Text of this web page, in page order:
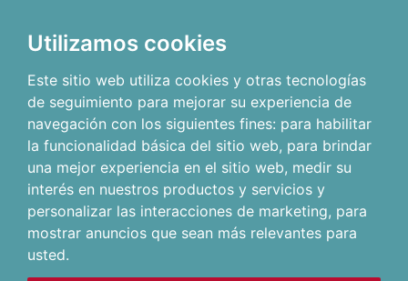
Utilizamos cookies
Este sitio web utiliza cookies y otras tecnologías
de seguimiento para mejorar su experiencia de
navegación con los siguientes fines: para habilitar
la funcionalidad básica del sitio web, para brindar
una mejor experiencia en el sitio web, medir su
interés en nuestros productos y servicios y
personalizar las interacciones de marketing, para
mostrar anuncios que sean más relevantes para
usted.